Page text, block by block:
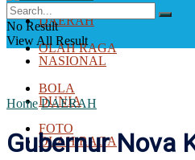
DUNIA
OLAH RAGA
BOLA
FOTO
DAERAH
NASIONAL
DUNIA
OLAH RAGA
No Result
View All Result
Home DAERAH
Gubernur Nova